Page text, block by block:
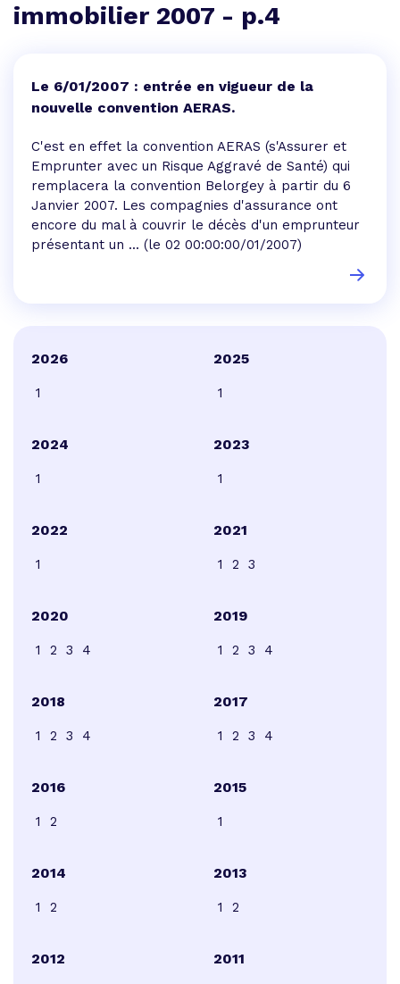
immobilier 2007 - p.4
Le 6/01/2007 : entrée en vigueur de la
nouvelle convention AERAS.
C'est en effet la convention AERAS (s'Assurer et
Emprunter avec un Risque Aggravé de Santé) qui
remplacera la convention Belorgey à partir du 6
Janvier 2007. Les compagnies d'assurance ont
encore du mal à couvrir le décès d'un emprunteur
présentant un ... (le 02 00:00:00/01/2007)
2026
1
2025
1
2024
1
2023
1
2022
1
2021
1 2 3
2020
1 2 3 4
2019
1 2 3 4
2018
1 2 3 4
2017
1 2 3 4
2016
1 2
2015
1
2014
1 2
2013
1 2
2012 2011